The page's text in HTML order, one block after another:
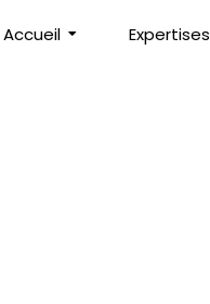
Accueil Expertises